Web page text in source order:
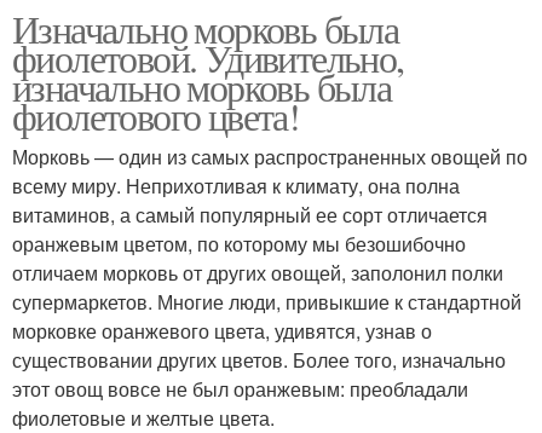
Изначально морковь была
фиолетовой. Удивительно,
изначально морковь была
фиолетового цвета!
Морковь — один из самых распространенных овощей по
всему миру. Неприхотливая к климату, она полна
витаминов, а самый популярный ее сорт отличается
оранжевым цветом, по которому мы безошибочно
отличаем морковь от других овощей, заполонил полки
супермаркетов. Многие люди, привыкшие к стандартной
морковке оранжевого цвета, удивятся, узнав о
существовании других цветов. Более того, изначально
этот овощ вовсе не был оранжевым: преобладали
фиолетовые и желтые цвета.